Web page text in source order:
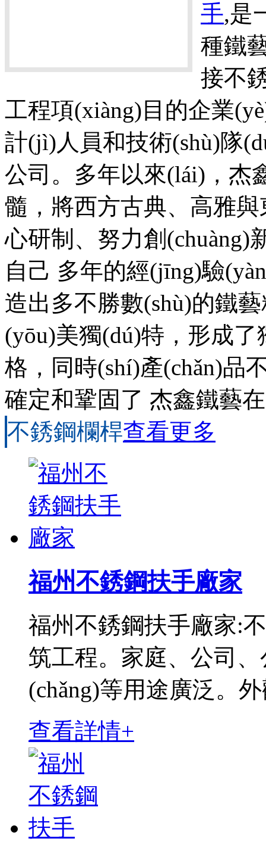
手,是
種鐵
接不
工程項(xiàng)目的企業
計(jì)人員和技術(shù)隊
公司。多年以來(lái)，杰
髓，將西方古典、高雅
心研制、努力創(chuàng)
自己 多年的經(jīng)驗
造出多不勝數(shù)的鐵
(yōu)美獨(dú)特，形成
格，同時(shí)產(chǎn)品
確定和鞏固了 杰鑫鐵藝
不銹鋼欄桿查看更多
福州不銹鋼扶手廠家
福州不銹鋼扶手廠家:
筑工程。家庭、公司
(chǎng)等用途廣泛。
查看詳情+